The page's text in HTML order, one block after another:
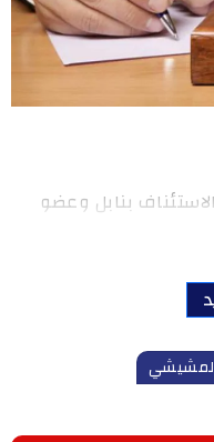
بنابل وعضو